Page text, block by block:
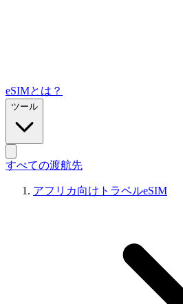
eSIMとは？
ツール
すべての渡航先
アフリカ向けトラベルeSIM